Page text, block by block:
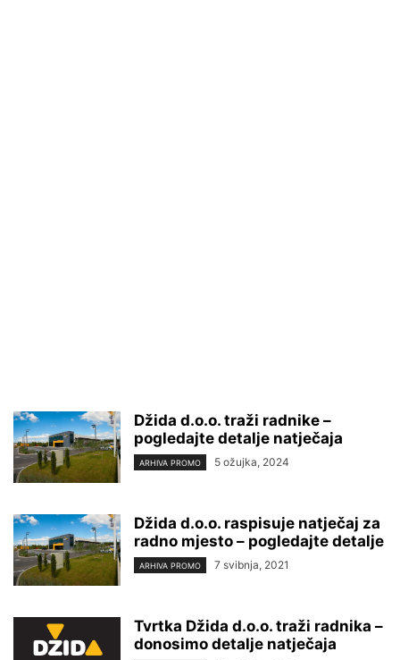
Džida d.o.o. traži radnike –
pogledajte detalje natječaja
ARHIVA PROMO 5 ožujka, 2024
Džida d.o.o. raspisuje natječaj za
radno mjesto – pogledajte detalje
ARHIVA PROMO 7 svibnja, 2021
Tvrtka Džida d.o.o. traži radnika –
donosimo detalje natječaja